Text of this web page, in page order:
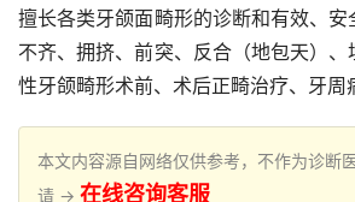
擅长各类牙颌面畸形的诊断和有效、
不齐、拥挤、前突、反合（地包天）
性牙颌畸形术前、术后正畸治疗、牙周
本文内容源自网络仅供参考，不作为诊断
请 → 在线咨询客服